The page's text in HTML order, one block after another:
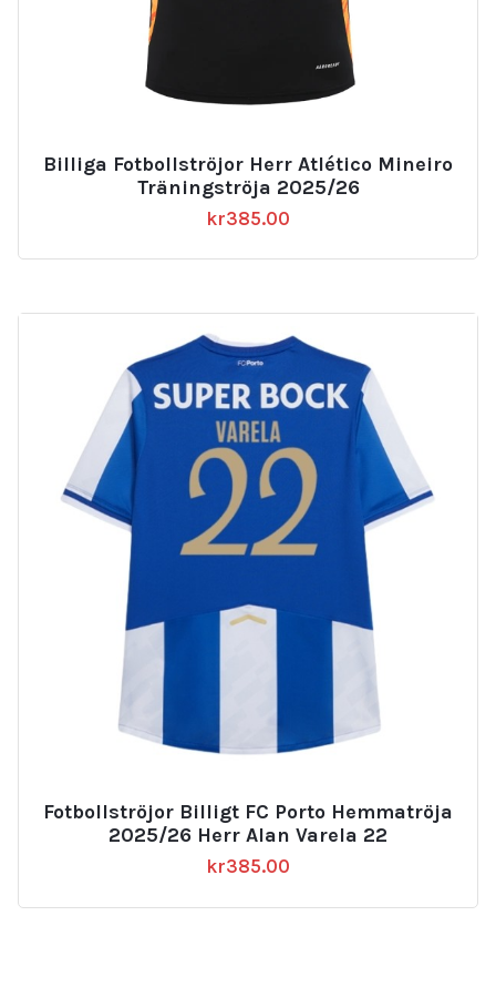
Billiga Fotbollströjor Herr Atlético Mineiro
Träningströja 2025/26
kr385.00
Fotbollströjor Billigt FC Porto Hemmatröja
2025/26 Herr Alan Varela 22
kr385.00